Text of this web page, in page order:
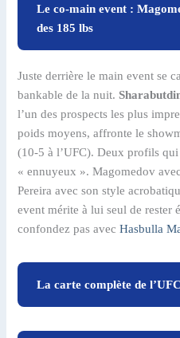
Le co-main event :
des 185 lbs
Juste derrière le main event se
bankable de la nuit.
l’un des prospects les plus
poids moyens, affronte le
(10-5 à l’UFC). Deux profils
« ennuyeux ». Magomedov
Pereira avec son style
event mérite à lui seul de rester
confondez pas avecHasbulla
La carte complète de